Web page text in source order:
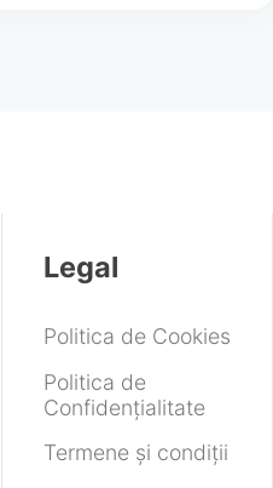
Legal
Politica de Cookies
Politica de
Confidențialitate
Termene și condiții